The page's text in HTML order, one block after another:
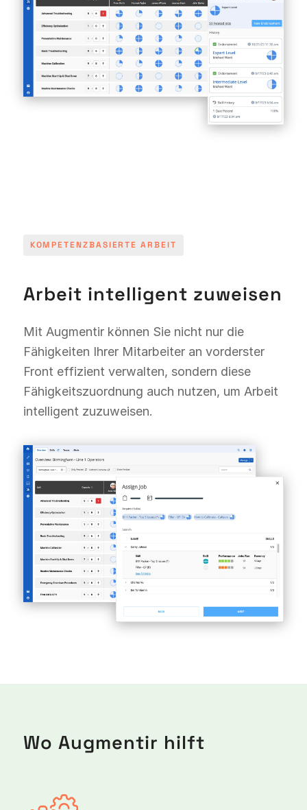
KOMPETENZBASIERTE ARBEIT
Arbeit intelligent zuweisen
Mit Augmentir können Sie nicht nur die
Fähigkeiten Ihrer Mitarbeiter an vorderster
Front effizient verwalten, sondern diese
Fähigkeitszuordnung auch nutzen, um Arbeit
intelligent zuzuweisen.
Wo Augmentir hilft